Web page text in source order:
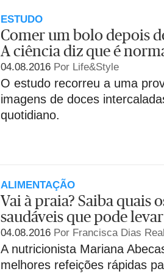
ESTUDO
Comer um bolo depois
A ciência diz que é
04.08.2016 Por Life&Style
O estudo recorreu a uma
imagens de doces
quotidiano.
ALIMENTAÇÃO
Vai à praia? Saiba quais
saudáveis que pode levar
04.08.2016 Por Francisca Dias
A nutricionista Mariana
melhores refeições rápidas